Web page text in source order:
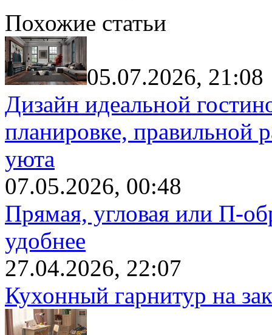
Похожие статьи
05.07.2026, 21:08
Дизайн идеальной
планировке, правильной
уюта
07.05.2026, 00:48
Прямая, угловая или П-
удобнее
27.04.2026, 22:07
Кухонный гарнитур на